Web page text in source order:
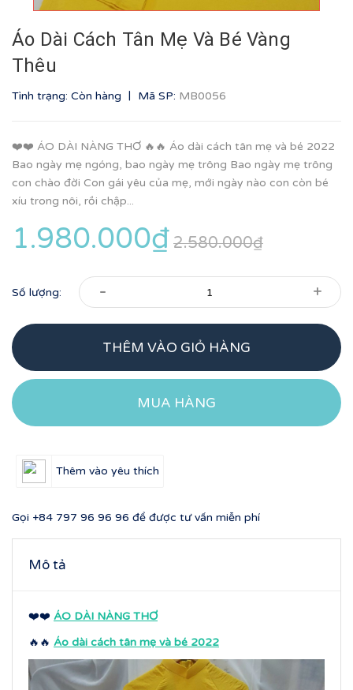
Áo Dài Cách Tân Mẹ Và Bé Vàng
Thêu
Tình trạng: Còn hàng | Mã SP: MB0056
❤️❤️ ÁO DÀI NÀNG THƠ 🔥🔥 Áo dài cách tân mẹ và bé 2022
Bao ngày mẹ ngóng, bao ngày mẹ trông Bao ngày mẹ trông
con chào đời Con gái yêu của mẹ, mới ngày nào con còn bé
xíu trong nôi, rồi chập...
1.980.000₫ 2.580.000₫
Số lượng: - +
THÊM VÀO GIỎ HÀNG
MUA HÀNG
Thêm vào yêu thích
Gọi +84 797 96 96 96 để được tư vấn miễn phí
Mô tả
❤️❤️ ÁO DÀI NÀNG THƠ
🔥🔥 Áo dài cách tân mẹ và bé 2022